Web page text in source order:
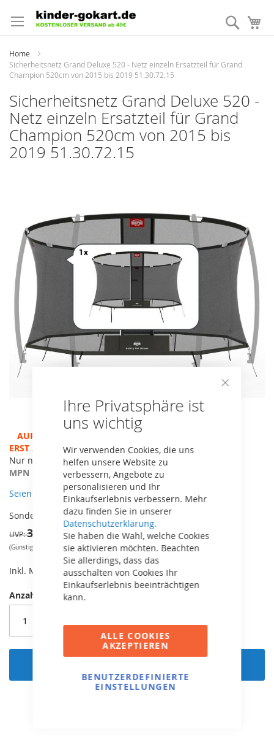
Ihre Privatsphäre ist
uns wichtig
Wir verwenden Cookies, die uns
helfen unsere Website zu
verbessern, Angebote zu
personalisieren und Ihr
Einkaufserlebnis verbessern. Mehr
dazu finden Sie in unserer
Datenschutzerklärung.
Sie haben die Wahl, welche Cookies
sie aktivieren möchten. Beachten
Sie allerdings, dass das
ausschalten von Cookies Ihr
Einkaufserlebnis beeinträchtigen
kann.
ALLE COOKIES
AKZEPTIEREN
BENUTZERDEFINIERTE
EINSTELLUNGEN
zum
Inhalt
Suche
Home
Sicherheitsnetz Grand Deluxe 520 - Netz einzeln Ersatzteil für Grand
Champion 520cm von 2015 bis 2019 51.30.72.15
Sicherheitsnetz Grand Deluxe 520 -
Netz einzeln Ersatzteil für Grand
Champion 520cm von 2015 bis
2019 51.30.72.15
Bildergalerie
springen
Zum
Anfang
der
Bildergalerie
AUF LAGER - ACHTUNG BETRIEBSFERIEN, VERSAND ERST
AB 13.8.!
Nur noch geringe Stückzahl vorhanden
MPN
51.30.72.15
Seien Sie der erste, der dieses Produkt bewertet
Sonderangebot 379,05 €
UVP 399,00 €
(Günstigster nicht reduzierter Preis der vergangenen 30 Tage: 399€)
Inkl. MwSt, kostenloser Versand!
Anzahl